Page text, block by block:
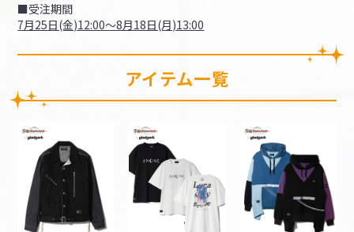
■受注期間
7月25日(金)12:00～8月18日(月)13:00
アイテム一覧